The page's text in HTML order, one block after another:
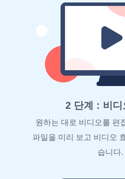
2 단계 : 비디
원하는 대로 비디오를 편
파일을 미리 보고 비디오
습니다.